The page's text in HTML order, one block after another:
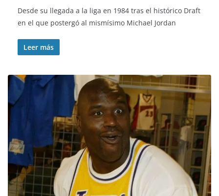
Desde su llegada a la liga en 1984 tras el histórico Draft
en el que postergó al mismísimo Michael Jordan
Leer más